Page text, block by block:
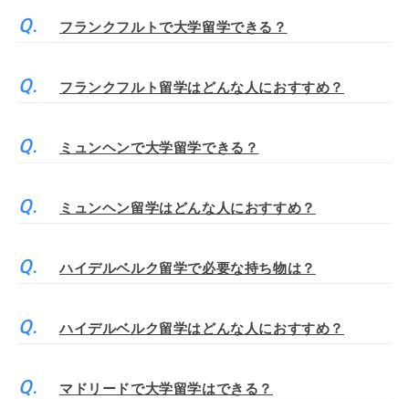
フランクフルトで大学留学できる？
フランクフルト留学はどんな人におすすめ？
ミュンヘンで大学留学できる？
ミュンヘン留学はどんな人におすすめ？
ハイデルベルク留学で必要な持ち物は？
ハイデルベルク留学はどんな人におすすめ？
マドリードで大学留学はできる？